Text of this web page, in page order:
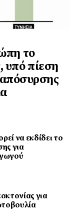
το
υπό πίεση
να εκδίδει το
για
για